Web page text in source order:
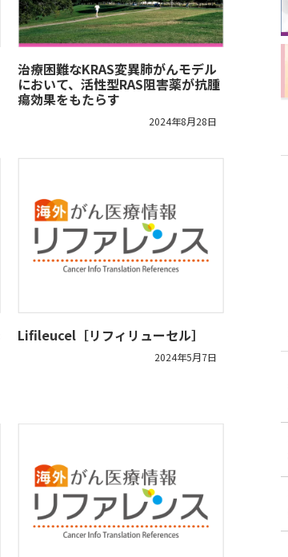
治療困難なKRAS変異肺がんモデル
において、活性型RAS阻害薬が抗腫
瘍効果をもたらす
2024年8月28日
Lifileucel［リフィリューセル］
2024年5月7日